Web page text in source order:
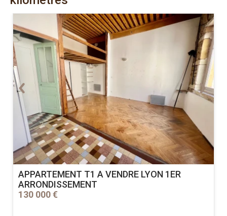
APPARTEMENT T1 A VENDRE LYON 1ER
ARRONDISSEMENT
130 000 €